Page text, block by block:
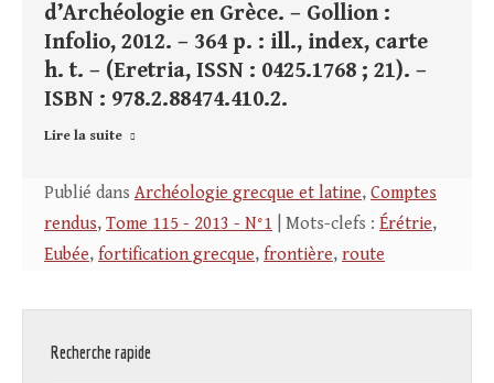
d’Archéologie en Grèce. – Gollion :
Infolio, 2012. – 364 p. : ill., index, carte
h. t. – (Eretria, ISSN : 0425.1768 ; 21). –
ISBN : 978.2.88474.410.2.
Lire la suite
Publié dans Archéologie grecque et latine, Comptes
rendus, Tome 115 - 2013 - N°1 | Mots-clefs : Érétrie,
Eubée, fortification grecque, frontière, route
Recherche rapide